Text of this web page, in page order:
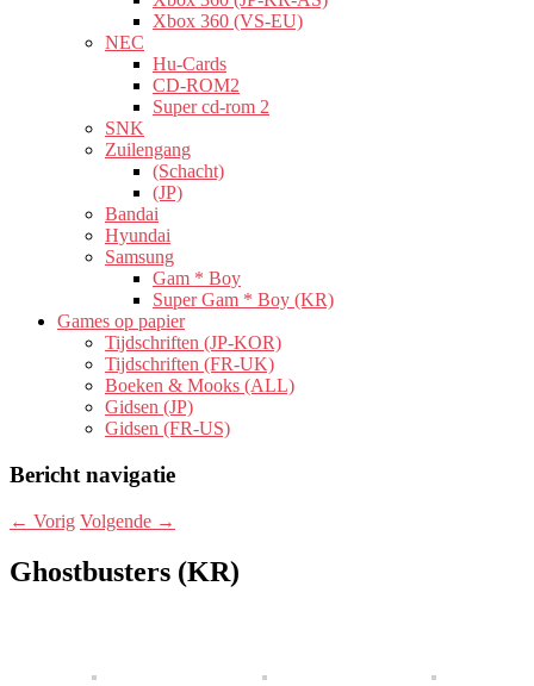
Xbox 360 (VS-EU)
NEC
Hu-Cards
CD-ROM2
Super cd-rom 2
SNK
Zuilengang
(Schacht)
(JP)
Bandai
Hyundai
Samsung
Gam * Boy
Super Gam * Boy (KR)
Games op papier
Tijdschriften (JP-KOR)
Tijdschriften (FR-UK)
Boeken & Mooks (ALL)
Gidsen (JP)
Gidsen (FR-US)
Bericht navigatie
← Vorig Volgende →
Ghostbusters (KR)